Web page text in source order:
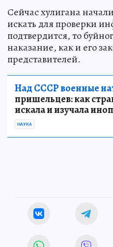
Сейчас хулигана
искать для проверки
подтвердится, то
наказание, как и его
представителей.
Над СССР военные
пришельцев: как
искала и изучала
НАУКА